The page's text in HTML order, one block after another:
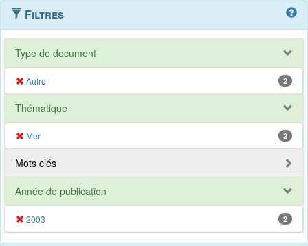
Filtres
Type de document
Autre 2
Thématique
Mer 2
Mots clés
Année de publication
2003 2